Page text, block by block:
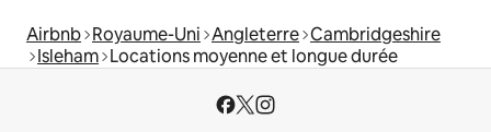
Airbnb Royaume-Uni Angleterre Cambridgeshire
Isleham Locations moyenne et longue durée